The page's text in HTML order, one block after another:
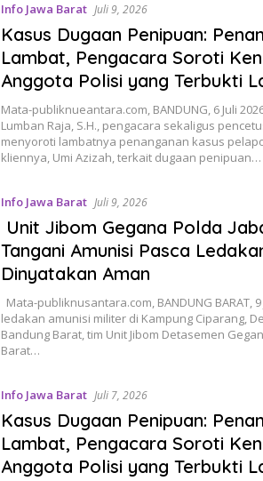
Info Jawa Barat Juli 9, 2026
Kasus Dugaan Penipuan:
Lambat, Pengacara Soroti
Anggota Polisi yang Terbukti
Mata-publiknueantara.com, BANDUNG, 6 Juli
Lumban Raja, S.H., pengacara sekaligus
menyoroti lambatnya penanganan kasus
kliennya, Umi Azizah, terkait dugaan penipuan…
Info Jawa Barat Juli 9, 2026
Unit Jibom Gegana Polda
Tangani Amunisi Pasca
Dinyatakan Aman
Mata-publiknusantara.com, BANDUNG BARAT,
ledakan amunisi militer di Kampung Ciparang,
Bandung Barat, tim Unit Jibom Detasemen
Barat…
Info Jawa Barat Juli 7, 2026
Kasus Dugaan Penipuan:
Lambat, Pengacara Soroti
Anggota Polisi yang Terbukti